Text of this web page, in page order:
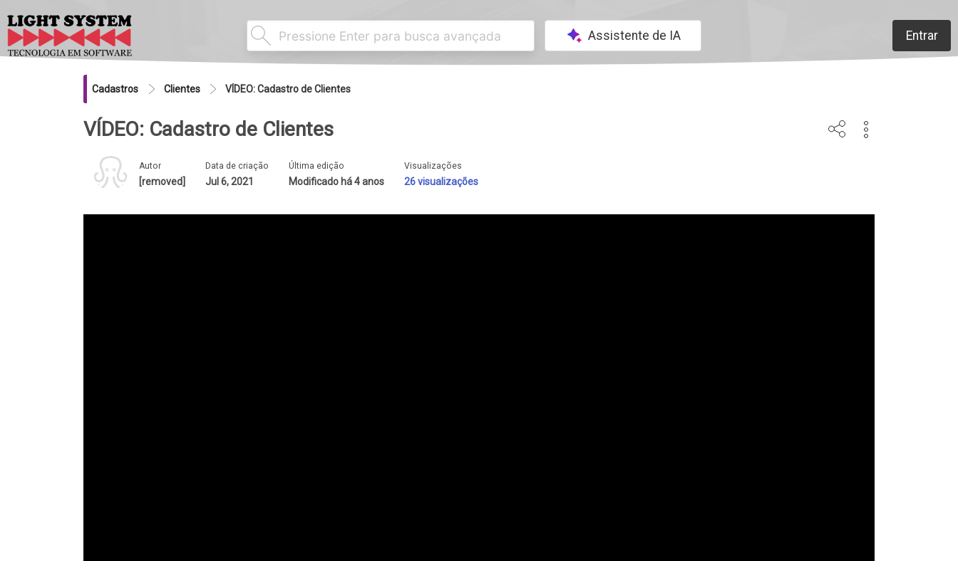
Assistente de IA Entrar
Cadastros Clientes VÍDEO: Cadastro de Clientes
VÍDEO: Cadastro de Clientes
Autor
[removed]
Data de criação
Jul 6, 2021
Última edição
Modificado há 4 anos
Visualizações
26 visualizações